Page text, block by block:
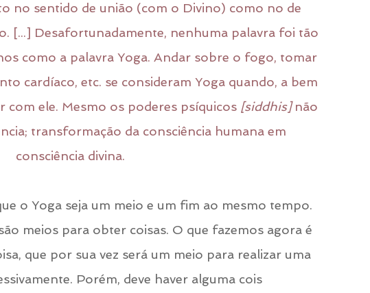
no sentido de união (com o Divino) como no de
[...] Desafortunadamente, nenhuma palavra foi tão
como a palavra Yoga. Andar sobre o fogo, tomar
cardíaco, etc. se consideram Yoga quando, a bem
com ele. Mesmo os poderes psíquicos [siddhis] não
transformação da consciência humana em
consciência divina.
o Yoga seja um meio e um fim ao mesmo tempo.
meios para obter coisas. O que fazemos agora é
que por sua vez será um meio para realizar uma
Porém, deve haver alguma cois